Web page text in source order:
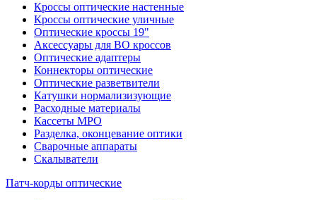
Кроссы оптические настенные
Кроссы оптические уличные
Оптические кроссы 19"
Аксессуары для ВО кроссов
Оптические адаптеры
Коннекторы оптические
Оптические разветвители
Катушки нормализизующие
Расходные материалы
Кассеты MPO
Разделка, оконцевание оптики
Сварочные аппараты
Скалыватели
Патч-корды оптические